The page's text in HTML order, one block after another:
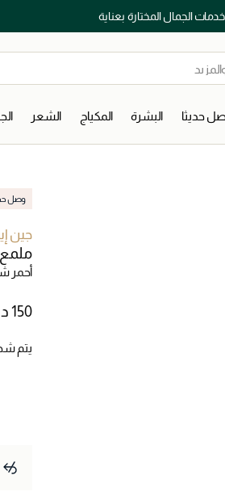
الجمال المختارة بعناية
حديثا البشرة المكياج الشعر
وصل
جين
ملمع
أحمر
يتم